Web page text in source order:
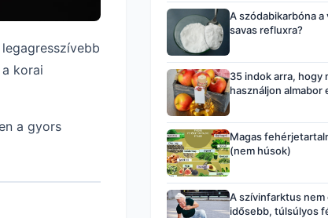
korai
a gyors
A szódabikarbóna a
savas refluxra?
35 indok arra, hogy
használjon almabor
Magas
(nem húsok)
A szívinfarktus nem
idősebb, túlsúlyos